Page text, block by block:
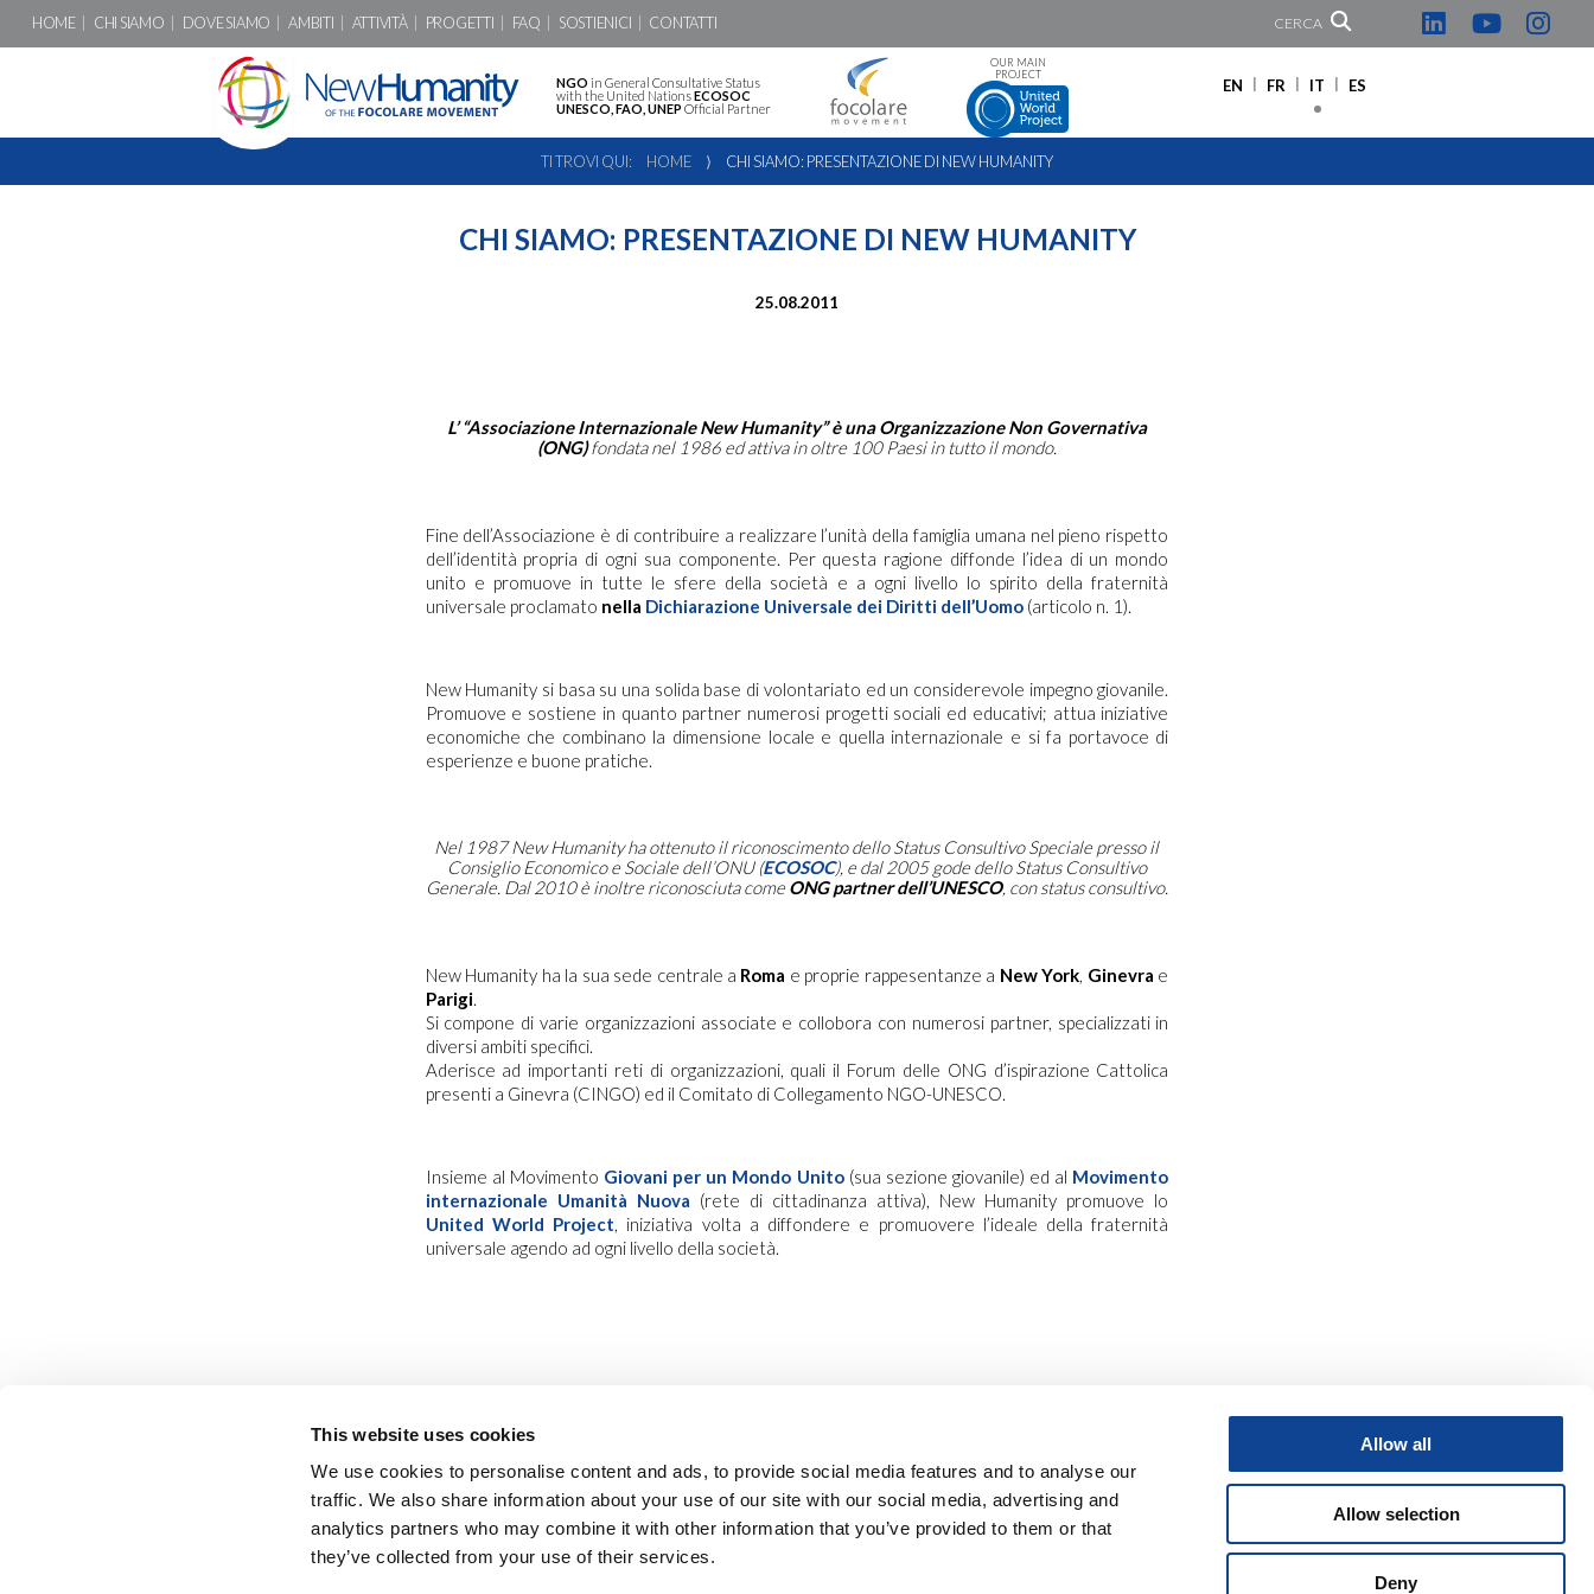
This website uses cookies
We use cookies to personalise content and ads, to provide social media features and to analyse our
traffic. We also share information about your use of our site with our social media, advertising and
analytics partners who may combine it with other information that you’ve provided to them or that
they’ve collected from your use of their services.
Allow all
Allow selection
Deny
HOME CHI SIAMO DOVE SIAMO AMBITI ATTIVITÀ PROGETTI FAQ SOSTIENICI CONTATTI CERCA
NGO in General Consultative Status
with the United NationsECOSOC
UNESCO, FAO, UNEP Official Partner
OUR MAIN
PROJECT
EN FR IT ES
TI TROVI QUI: HOME ⟩ CHI SIAMO: PRESENTAZIONE DI NEW HUMANITY
CHI SIAMO: PRESENTAZIONE DI NEW HUMANITY
25.08.2011
L’ “Associazione Internazionale New Humanity” è una Organizzazione Non Governativa
(ONG)fondata nel 1986 ed attiva in oltre 100 Paesi in tutto il mondo.
Fine dell’Associazione è di contribuire a realizzare l’unità della famiglia umana nel pieno rispetto
dell’identità propria di ogni sua componente. Per questa ragione diffonde l’idea di un mondo
unito e promuove in tutte le sfere della società e a ogni livello lo spirito della fraternità
universale proclamato nella Dichiarazione Universale dei Diritti dell’Uomo(articolo n. 1).
New Humanity si basa su una solida base di volontariato ed un considerevole impegno giovanile.
Promuove e sostiene in quanto partner numerosi progetti sociali ed educativi; attua iniziative
economiche che combinano la dimensione locale e quella internazionale e si fa portavoce di
esperienze e buone pratiche.
Nel 1987 New Humanity ha ottenuto il riconoscimento dello Status Consultivo Speciale presso il
Consiglio Economico e Sociale dell’ONU (ECOSOC), e dal 2005 gode dello Status Consultivo
Generale. Dal 2010 è inoltre riconosciuta comeONG partner dell’UNESCO, con status consultivo.
New Humanity ha la sua sede centrale a Roma e proprie rappesentanze a New York, Ginevra e
Parigi.
Si compone di varie organizzazioni associate e collobora con numerosi partner, specializzati in
diversi ambiti specifici.
Aderisce ad importanti reti di organizzazioni, quali il Forum delle ONG d’ispirazione Cattolica
presenti a Ginevra (CINGO) ed il Comitato di Collegamento NGO-UNESCO.
Insieme al Movimento Giovani per un Mondo Unito(sua sezione giovanile) ed al Movimento
internazionale Umanità Nuova (rete di cittadinanza attiva), New Humanity promuove lo
United World Project , iniziativa volta a diffondere e promuovere l’ideale della fraternità
universale agendo ad ogni livello della società.